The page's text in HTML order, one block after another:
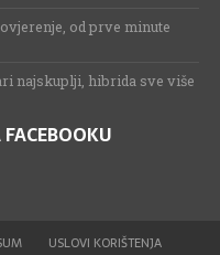
od prve minute
najskuplji, hibrida sve više
USLOVI KORIŠTENJA